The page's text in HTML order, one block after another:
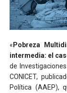
«Pobreza
intermedia: el
de
CONICET,
Política (AAEP),